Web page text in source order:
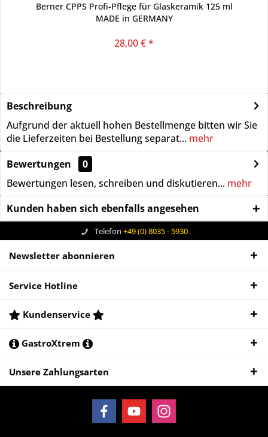
Berner CPPS Profi-Pflege für Glaskeramik 125 ml
MADE in GERMANY
28,00 € *
Beschreibung
Aufgrund der aktuell hohen Bestellmenge bitten wir Sie
die Lieferzeiten bei Bestellung separat... mehr
Bewertungen
0
Bewertungen lesen, schreiben und diskutieren... mehr
Kunden haben sich ebenfalls angesehen
Telefon +49 (0) 8035 - 5930
Newsletter abonnieren
Service Hotline
Kundenservice
GastroXtrem
Unsere Zahlungsarten